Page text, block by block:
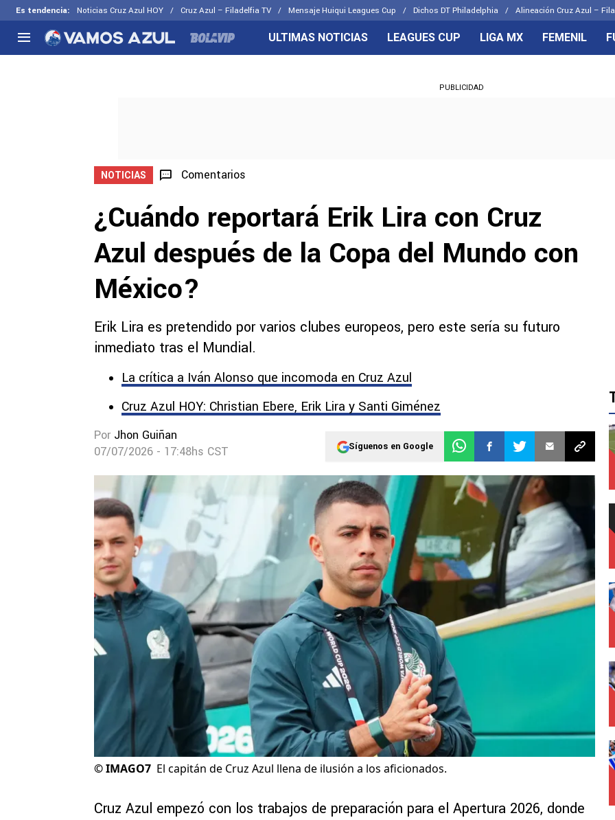
Es tendencia: Noticias Cruz Azul HOY Cruz Azul – Filadelfia TV Mensaje Huiqui Leagues Cup Dichos DT Philadelphia Alineación Cruz Azul –
Selección Mexicana
CELESTES
ULTIMAS NOTICIAS LEAGUES CUP LIGA MX FEMENIL
PUBLICIDAD
NOTICIAS Comentarios
¿Cuándo reportará Erik Lira con Cruz
Azul después de la Copa del Mundo con
México?
Erik Lira es pretendido por varios clubes europeos, pero este sería su futuro
inmediato tras el Mundial.
La crítica a Iván Alonso que incomoda en Cruz Azul
Cruz Azul HOY: Christian Ebere, Erik Lira y Santi Giménez
Por Jhon Guiñan
07/07/2026 - 17:48hs CST
Síguenos en Google
©IMAGO7 El capitán de Cruz Azul llena de ilusión a los aficionados.
Cruz Azul empezó con los trabajos de preparación para el Apertura 2026, donde